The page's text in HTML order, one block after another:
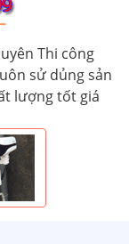
Thi công
sử dủng sản
lượng tốt giá